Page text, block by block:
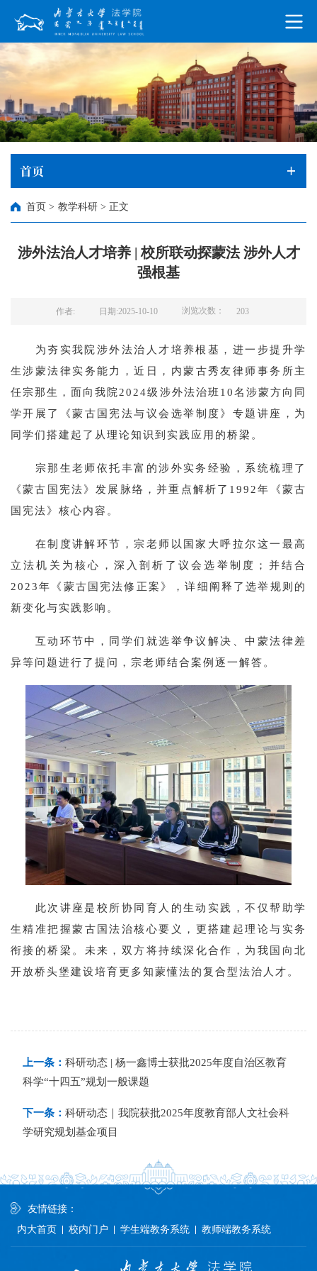
首页
首页 > 教学科研 > 正文
涉外法治人才培养 | 校所联动探蒙法 涉外人才
强根基
作者: 日期:2025-10-10 浏览次数： 203
为夯实我院涉外法治人才培养根基，进一步提升学
生涉蒙法律实务能力，近日，内蒙古秀友律师事务所主
任宗那生，面向我院2024级涉外法治班10名涉蒙方向同
学开展了《蒙古国宪法与议会选举制度》专题讲座，为
同学们搭建起了从理论知识到实践应用的桥梁。
宗那生老师依托丰富的涉外实务经验，系统梳理了
《蒙古国宪法》发展脉络，并重点解析了1992年《蒙古
国宪法》核心内容。
在制度讲解环节，宗老师以国家大呼拉尔这一最高
立法机关为核心，深入剖析了议会选举制度；并结合
2023年《蒙古国宪法修正案》，详细阐释了选举规则的
新变化与实践影响。
互动环节中，同学们就选举争议解决、中蒙法律差
异等问题进行了提问，宗老师结合案例逐一解答。
此次讲座是校所协同育人的生动实践，不仅帮助学
生精准把握蒙古国法治核心要义，更搭建起理论与实务
衔接的桥梁。未来，双方将持续深化合作，为我国向北
开放桥头堡建设培育更多知蒙懂法的复合型法治人才。
上一条： 科研动态 | 杨一鑫博士获批2025年度自治区教育
科学“十四五”规划一般课题
下一条： 科研动态｜我院获批2025年度教育部人文社会科
学研究规划基金项目
友情链接：
内大首页
校内门户 学生端教务系统 教师端教务系统